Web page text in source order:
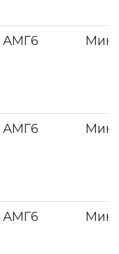
АМГ6
АМГ6
АМГ6